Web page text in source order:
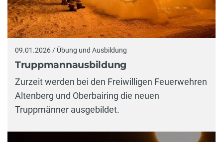
09.01.2026 / Übung und Ausbildung
Truppmannausbildung
Zurzeit werden bei den Freiwilligen Feuerwehren
Altenberg und Oberbairing die neuen
Truppmänner ausgebildet.